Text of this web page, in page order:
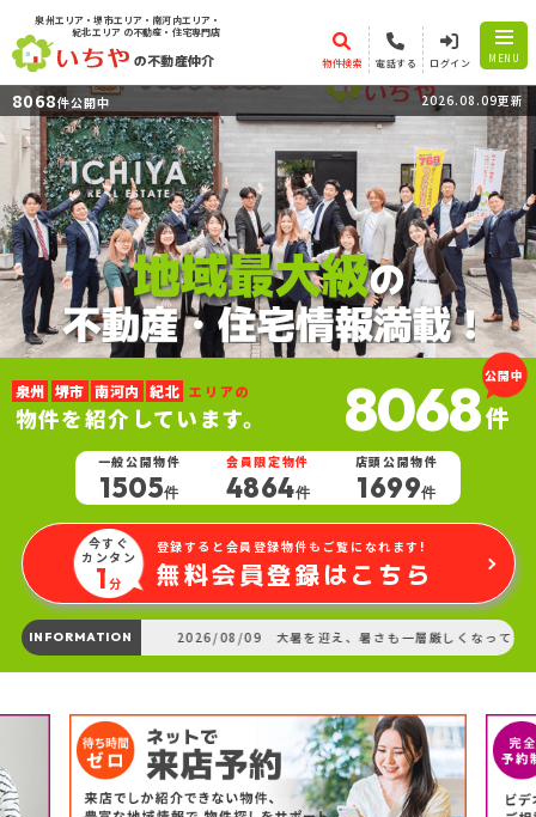
泉州エリア・堺市エリア・南河内エリア・
紀北エリア の不動産・住宅専門店
の不動産仲介 物件検索 電話する ログイン MENU
8068件公開中 2026.08.09更新
泉州 堺市 南河内 紀北 エリアの
物件を紹介しています。 8068件
公開中
一般公開物件
1505件
会員限定物件
4864件
店頭公開物件
1699件
今すぐ
カンタン
1 分
登録すると会員登録物件もご覧になれます!
無料会員登録はこちら
INFORMATION 2026/08/09 大暑を迎え、暑さも一層厳しくなってきま